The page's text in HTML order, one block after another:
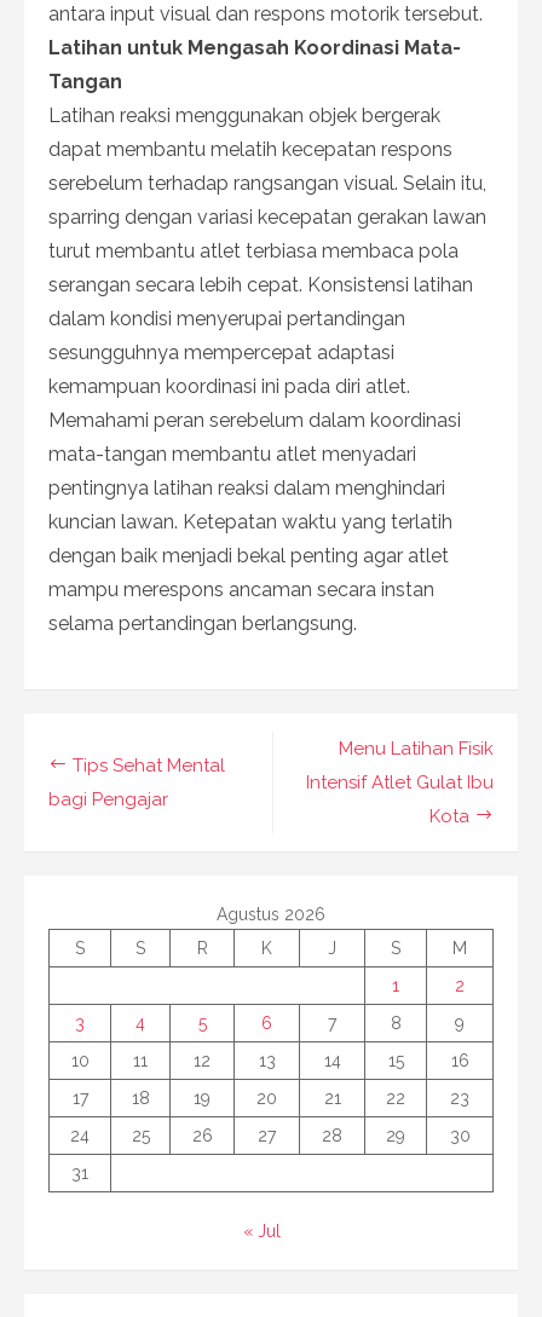
antara input visual dan respons motorik tersebut.
Latihan untuk Mengasah Koordinasi Mata-
Tangan
Latihan reaksi menggunakan objek bergerak
dapat membantu melatih kecepatan respons
serebelum terhadap rangsangan visual. Selain itu,
sparring dengan variasi kecepatan gerakan lawan
turut membantu atlet terbiasa membaca pola
serangan secara lebih cepat. Konsistensi latihan
dalam kondisi menyerupai pertandingan
sesungguhnya mempercepat adaptasi
kemampuan koordinasi ini pada diri atlet.
Memahami peran serebelum dalam koordinasi
mata-tangan membantu atlet menyadari
pentingnya latihan reaksi dalam menghindari
kuncian lawan. Ketepatan waktu yang terlatih
dengan baik menjadi bekal penting agar atlet
mampu merespons ancaman secara instan
selama pertandingan berlangsung.
Navigasi
pos
Menu Latihan Fisik
Intensif Atlet Gulat Ibu
Kota
Tips Sehat Mental
bagi Pengajar
Agustus 2026
S
S R K J S
M
1
2
3
4 5 6 7 8
9
10
11 12 13 14 15
16
17
18 19 20 21 22
23
24
25 26 27 28 29
30
31
« Jul